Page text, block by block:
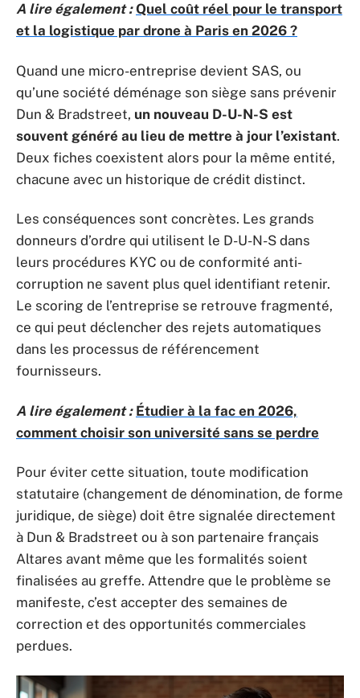
A lire également : Quel coût réel pour le transport
et la logistique par drone à Paris en 2026 ?
Quand une micro-entreprise devient SAS, ou
qu’une société déménage son siège sans prévenir
Dun & Bradstreet, un nouveau D-U-N-S est
souvent généré au lieu de mettre à jour l’existant.
Deux fiches coexistent alors pour la même entité,
chacune avec un historique de crédit distinct.
Les conséquences sont concrètes. Les grands
donneurs d’ordre qui utilisent le D-U-N-S dans
leurs procédures KYC ou de conformité anti-
corruption ne savent plus quel identifiant retenir.
Le scoring de l’entreprise se retrouve fragmenté,
ce qui peut déclencher des rejets automatiques
dans les processus de référencement
fournisseurs.
A lire également : Étudier à la fac en 2026,
comment choisir son université sans se perdre
Pour éviter cette situation, toute modification
statutaire (changement de dénomination, de forme
juridique, de siège) doit être signalée directement
à Dun & Bradstreet ou à son partenaire français
Altares avant même que les formalités soient
finalisées au greffe. Attendre que le problème se
manifeste, c’est accepter des semaines de
correction et des opportunités commerciales
perdues.